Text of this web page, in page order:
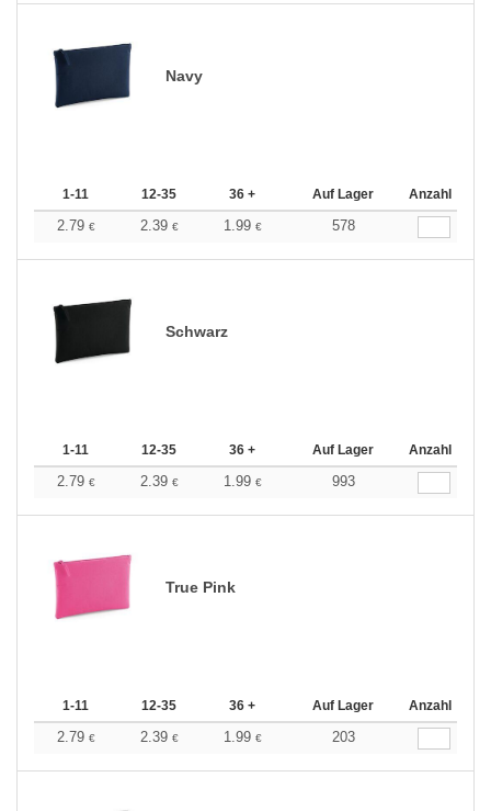
Navy
1-11 12-35 36 + Auf Lager Anzahl
2.79 € 2.39 € 1.99 € 578
Schwarz
1-11 12-35 36 + Auf Lager Anzahl
2.79 € 2.39 € 1.99 € 993
True Pink
1-11 12-35 36 + Auf Lager Anzahl
2.79 € 2.39 € 1.99 € 203